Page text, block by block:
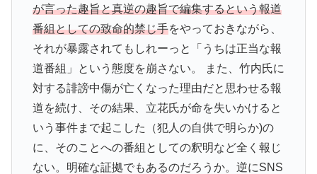
が言った趣旨と真逆の趣旨で編集するという報道
番組としての致命的禁じ手をやっておきながら、
それが暴露されてもしれーっと「うちは正当な報
道番組」という態度を崩さない。 また、竹内氏に
対する誹謗中傷が亡くなった理由だと思わせる報
道を続け、その結果、立花氏が命を失いかけると
いう事件まで起こした（犯人の自供で明らか)の
に、そのことへの番組としての釈明など全く報じ
ない。明確な証拠でもあるのだろうか。逆にSNS